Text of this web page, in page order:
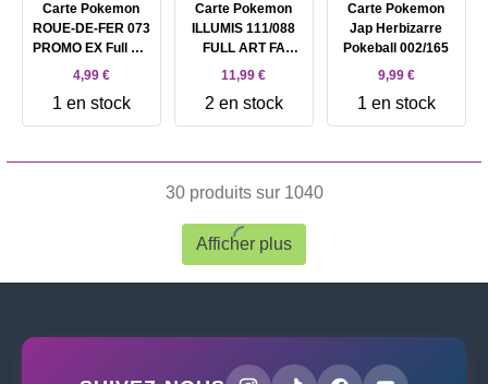
Carte Pokemon
ROUE-DE-FER 073
PROMO EX Full Art
FA SHINY EV4.5
4,99 €
1 en stock
Carte Pokemon
ILLUMIS 111/088
FULL ART FA
ME03
11,99 €
2 en stock
Carte Pokemon
Jap Herbizarre
Pokeball 002/165
9,99 €
1 en stock
30 produits sur 1040
Afficher plus